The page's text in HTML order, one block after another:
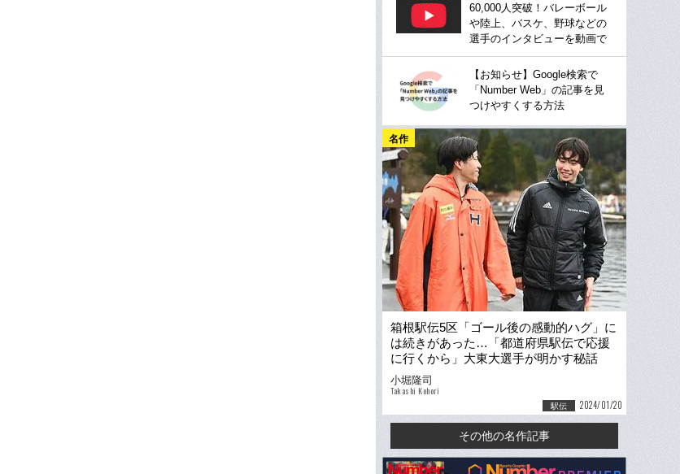
60,000人突破！バレーボール
や陸上、バスケ、野球などの
選手のインタビューを動画で
【お知らせ】Google検索で
「Number Web」の記事を見
つけやすくする方法
名作
箱根駅伝5区「ゴール後の感動的ハグ」に
は続きがあった…「都道府県駅伝で応援
に行くから」大東大選手が明かす秘話
「陸上を離れた時期もありました」
小堀隆司
Takashi Kohori
駅伝 2024/01/20
その他の名作記事